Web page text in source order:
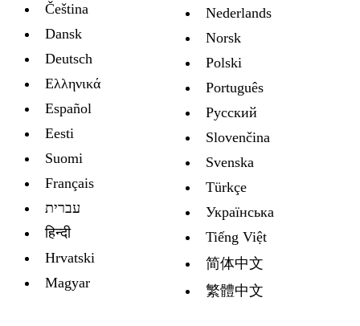
Čeština
Dansk
Deutsch
Ελληνικά
Español
Eesti
Suomi
Français
עברית
हिन्दी
Hrvatski
Magyar
Nederlands
Norsk
Polski
Português
Русский
Slovenčina
Svenska
Türkçe
Украïнська
Tiếng Việt
简体中文
繁體中文